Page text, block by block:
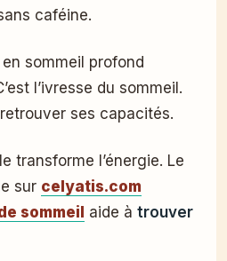
caféine.
sommeil profond
l’ivresse du sommeil.
ses capacités.
transforme l’énergie. Le
sur celyatis.com
sommeil aide à trouver